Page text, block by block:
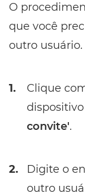
O
que você
outro usuário.
1.
Clique
convite'.
2.
Digite o
outro